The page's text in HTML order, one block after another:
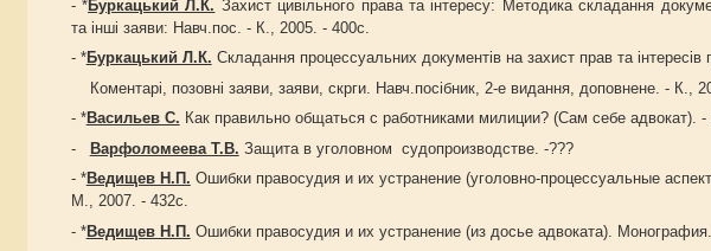
- *Буркацький Л.К. Захист цивільного права та інтересу: Методика складання
та інші заяви: Навч.пос. - К., 2005. - 400с.
- *Буркацький Л.К. Складання процессуальних документів на захист прав та інтересів
Коментарі, позовні заяви, заяви, скрги. Навч.посібник, 2-е видання, доповнене. - К.,
- *Васильев С. Как правильно общаться с работниками милиции? (Сам себе адвокат).
- Варфоломеева Т.В. Защита в уголовном судопроизводстве. -???
- *Ведищев Н.П. Ошибки правосудия и их устранение (уголовно-процессуальные
М., 2007. - 432с.
- *Ведищев Н.П. Ошибки правосудия и их устранение (из досье адвоката).